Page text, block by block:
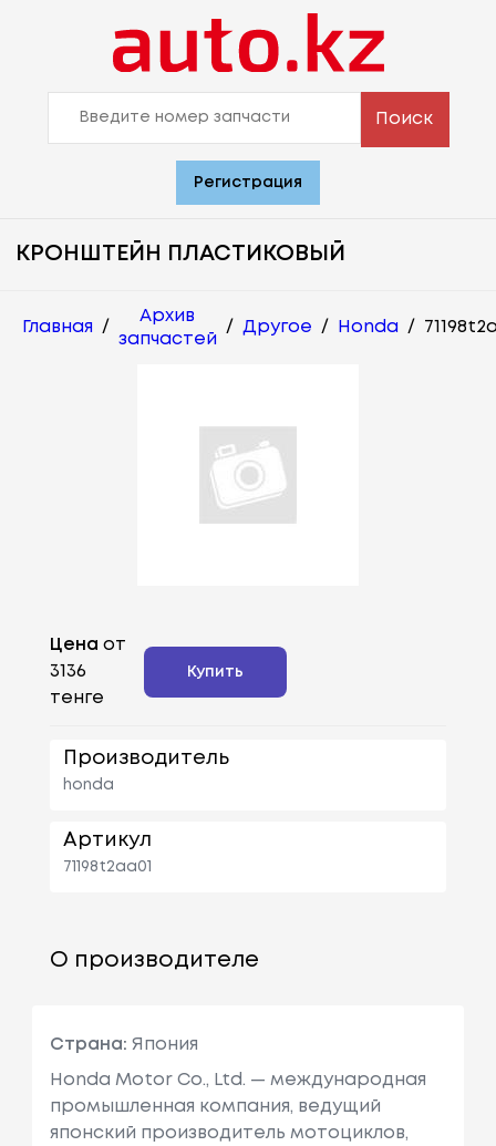
Поиск
Регистрация
КРОНШТЕЙН ПЛАСТИКОВЫЙ
Главная /
Архив
запчастей
/ Другое / Honda /
Цена от
3136
тенге
Купить
Производитель
honda
Артикул
71198t2aa01
О производителе
Страна: Япония
Honda Motor Co., Ltd. — международная
промышленная компания, ведущий
японский производитель мотоциклов,